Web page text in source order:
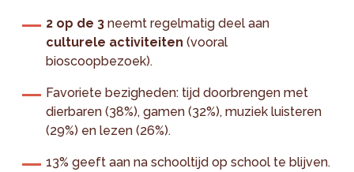
2 op de 3 neemt regelmatig deel aan
culturele activiteiten (vooral
bioscoopbezoek).
Favoriete bezigheden: tijd doorbrengen met
dierbaren (38%), gamen (32%), muziek luisteren
(29%) en lezen (26%).
13% geeft aan na schooltijd op school te blijven.